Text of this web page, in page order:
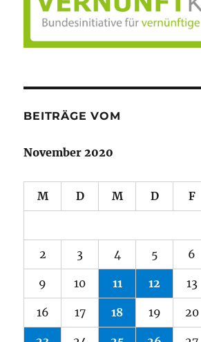
BEITRÄGE VOM
November 2020
M D M D F
2 3 4 5 6
9 10 11 12 13
16 17 18 19 20